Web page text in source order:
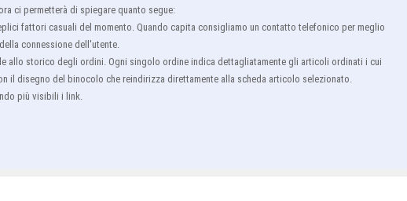
ci permetterà di spiegare quanto segue:
fattori casuali del momento. Quando capita consigliamo un contatto telefonico per meglio
connessione dell'utente.
allo storico degli ordini. Ogni singolo ordine indica dettagliatamente gli articoli ordinati i cui
il disegno del binocolo che reindirizza direttamente alla scheda articolo selezionato.
più visibili i link.